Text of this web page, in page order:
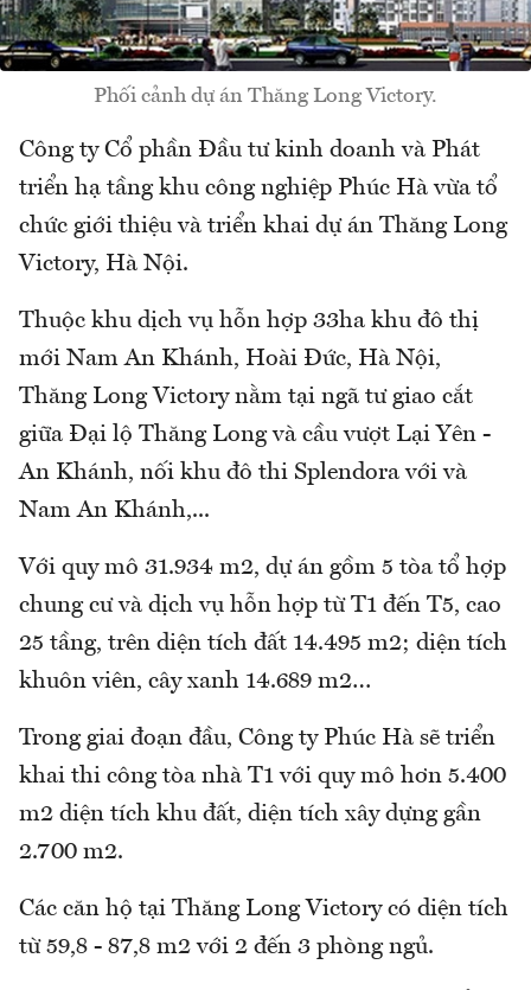
Phối cảnh dự án Thăng Long Victory.
Công ty Cổ phần Đầu tư kinh doanh và Phát
triển hạ tầng khu công nghiệp Phúc Hà vừa tổ
chức giới thiệu và triển khai dự án Thăng Long
Victory, Hà Nội.
Thuộc khu dịch vụ hỗn hợp 33ha khu đô thị
mới Nam An Khánh, Hoài Đức, Hà Nội,
Thăng Long Victory nằm tại ngã tư giao cắt
giữa Đại lộ Thăng Long và cầu vượt Lại Yên -
An Khánh, nối khu đô thi Splendora với và
Nam An Khánh,...
Với quy mô 31.934 m2, dự án gồm 5 tòa tổ hợp
chung cư và dịch vụ hỗn hợp từ T1 đến T5, cao
25 tầng, trên diện tích đất 14.495 m2; diện tích
khuôn viên, cây xanh 14.689 m2…
Trong giai đoạn đầu, Công ty Phúc Hà sẽ triển
khai thi công tòa nhà T1 với quy mô hơn 5.400
m2 diện tích khu đất, diện tích xây dựng gần
2.700 m2.
Các căn hộ tại Thăng Long Victory có diện tích
từ 59,8 - 87,8 m2 với 2 đến 3 phòng ngủ.